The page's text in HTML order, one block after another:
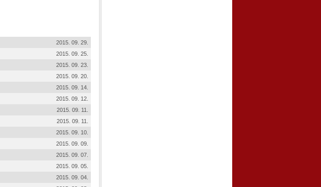
2015. 09. 29.
2015. 09. 25.
2015. 09. 23.
2015. 09. 20.
2015. 09. 14.
2015. 09. 12.
2015. 09. 11.
2015. 09. 11.
2015. 09. 10.
2015. 09. 09.
2015. 09. 07.
2015. 09. 05.
2015. 09. 04.